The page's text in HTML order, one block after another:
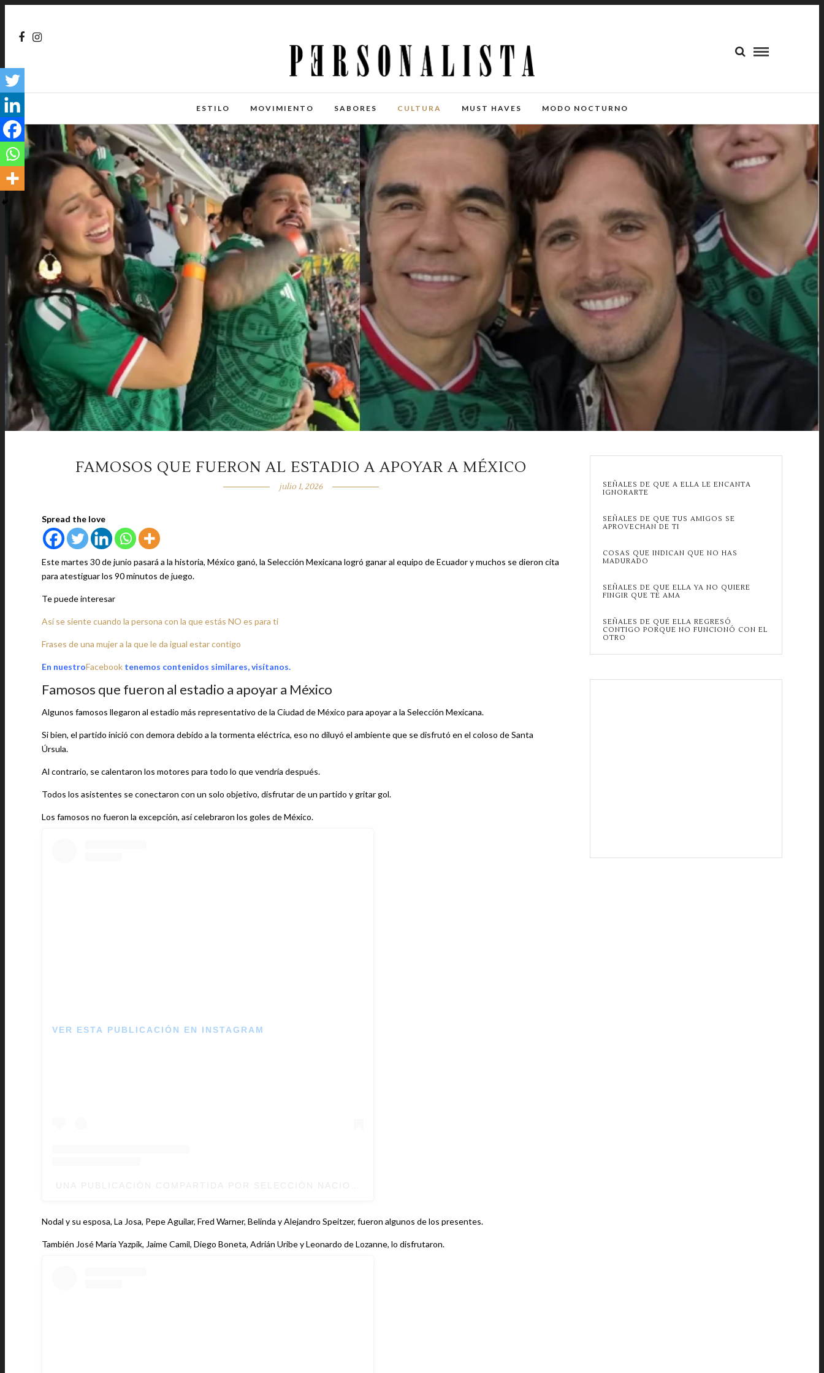
ESTILO MOVIMIENTO SABORES CULTURA MUST HAVES MODO NOCTURNO
FAMOSOS QUE FUERON AL ESTADIO A APOYAR A MÉXICO
julio 1, 2026
Spread the love
Este martes 30 de junio pasará a la historia, México ganó, la Selección Mexicana logró ganar al equipo de Ecuador y muchos se dieron cita
para atestiguar los 90 minutos de juego.
Te puede interesar
Así se siente cuando la persona con la que estás NO es para ti
Frases de una mujer a la que le da igual estar contigo
En nuestroFacebook tenemos contenidos similares, visítanos.
Famosos que fueron al estadio a apoyar a México
Algunos famosos llegaron al estadio más representativo de la Ciudad de México para apoyar a la Selección Mexicana.
Si bien, el partido inició con demora debido a la tormenta eléctrica, eso no diluyó el ambiente que se disfrutó en el coloso de Santa
Úrsula.
Al contrario, se calentaron los motores para todo lo que vendría después.
Todos los asistentes se conectaron con un solo objetivo, disfrutar de un partido y gritar gol.
Los famosos no fueron la excepción, así celebraron los goles de México.
VER ESTA PUBLICACIÓN EN INSTAGRAM
Nodal y su esposa, La Josa, Pepe Aguilar, Fred Warner, Belinda y Alejandro Speitzer, fueron algunos de los presentes.
También José María Yazpik, Jaime Camil, Diego Boneta, Adrián Uribe y Leonardo de Lozanne, lo disfrutaron.
SEÑALES DE QUE A ELLA LE ENCANTA
IGNORARTE
SEÑALES DE QUE TUS AMIGOS SE
APROVECHAN DE TI
COSAS QUE INDICAN QUE NO HAS
MADURADO
SEÑALES DE QUE ELLA YA NO QUIERE
FINGIR QUE TE AMA
SEÑALES DE QUE ELLA REGRESÓ
CONTIGO PORQUE NO FUNCIONÓ CON EL
OTRO